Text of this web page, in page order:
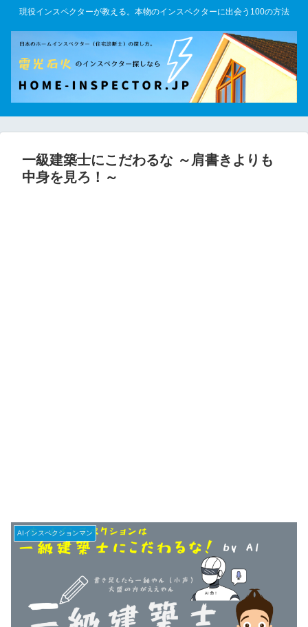
現役インスペクターが教える。本物のインスペクターに出会う100の方法
一級建築士にこだわるな ～肩書きよりも
中身を見ろ！～
AIインスペクションマン